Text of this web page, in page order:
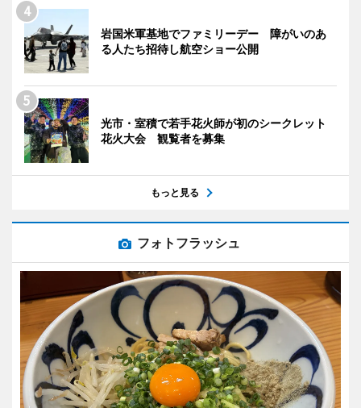
岩国米軍基地でファミリーデー 障がいのあ
る人たち招待し航空ショー公開
光市・室積で若手花火師が初のシークレット
花火大会 観覧者を募集
もっと見る
フォトフラッシュ